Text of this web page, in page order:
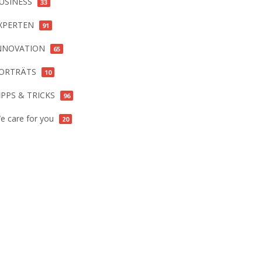
33
91
65
10
& TRICKS 96
care for you 20